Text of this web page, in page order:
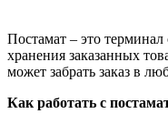
Постамат – это
хранения заказанных
может забрать заказ в
Как работать с